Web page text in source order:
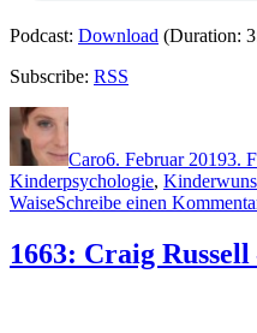
Podcast: Download (Duration:
Subscribe: RSS
Autor
Caro6. Februar 20193.
Kinderpsychologie,
WaiseSchreibe einen
1663: Craig